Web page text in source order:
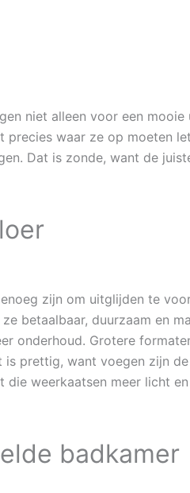
niet alleen voor een
precies waar ze op moeten
Dat is zonde, want de
zijn om uitglijden te
betaalbaar, duurzaam en
onderhoud. Grotere
prettig, want voegen zijn
weerkaatsen meer licht
badkamer